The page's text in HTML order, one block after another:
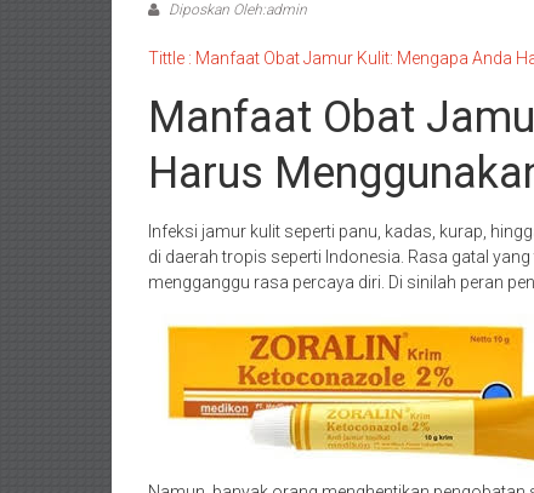
Diposkan Oleh:admin
Tittle : Manfaat Obat Jamur Kulit: Mengapa Anda
Manfaat Obat
Harus
Infeksi jamur kulit seperti panu, kadas, kurap,
di daerah tropis seperti Indonesia. Rasa gatal
mengganggu rasa percaya diri. Di sinilah peran